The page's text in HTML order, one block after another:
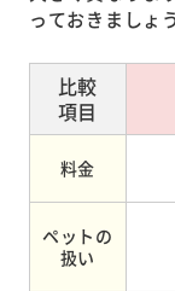
っておきましょう
比較
項目
料金
ペットの
扱い